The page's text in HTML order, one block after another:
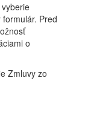
Pred
o
Zmluvy zo